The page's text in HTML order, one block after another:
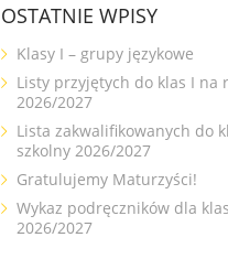
OSTATNIE WPISY
Klasy I – grupy językowe
Listy przyjętych do klas I na
2026/2027
Lista zakwalifikowanych do
szkolny 2026/2027
Gratulujemy Maturzyści!
Wykaz podręczników dla
2026/2027